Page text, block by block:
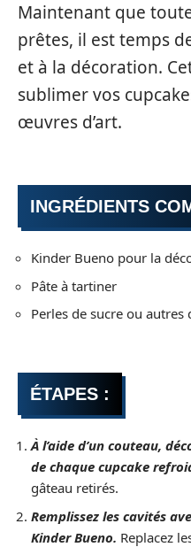
Maintenant que
prêtes, il est temps
et à la décoration.
sublimer vos
œuvres d’art.
INGRÉDIENTS
Kinder Bueno pour la
Pâte à tartiner
Perles de sucre ou
ÉTAPES :
À l’aide d’un couteau,
de chaque cupcake
gâteau retirés.
Remplissez les cavités
Kinder Bueno. Replacez